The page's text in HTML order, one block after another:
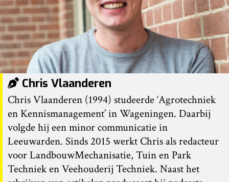
Chris Vlaanderen
Chris Vlaanderen (1994) studeerde ‘Agrotechniek
en Kennismanagement’ in Wageningen. Daarbij
volgde hij een minor communicatie in
Leeuwarden. Sinds 2015 werkt Chris als redacteur
voor LandbouwMechanisatie, Tuin en Park
Techniek en Veehouderij Techniek. Naast het